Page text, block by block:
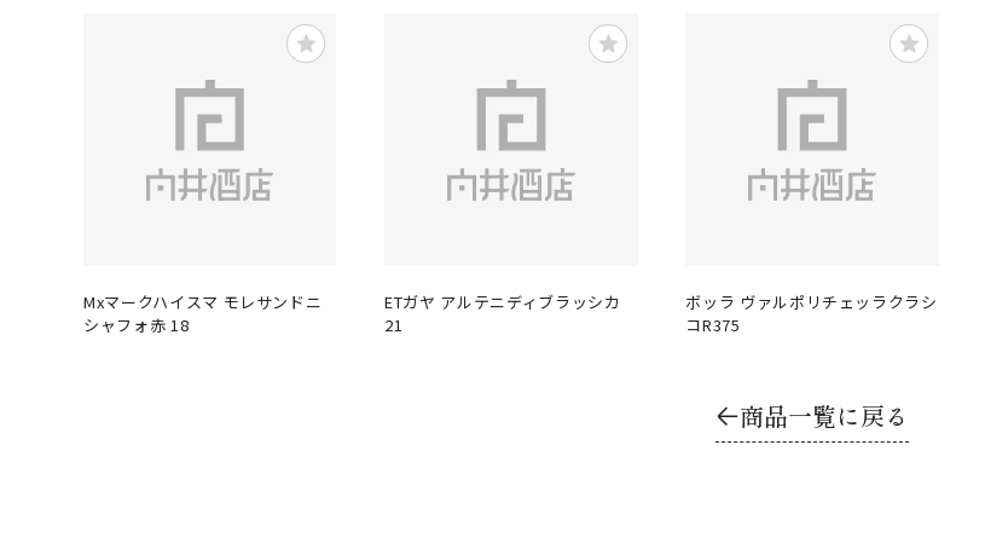
Mxマークハイスマ モレサンドニ
シャフォ赤 18
ETガヤ アルテニディブラッシカ
21
ボッラ ヴァルポリチェッラクラシ
コR375
商品一覧に戻る